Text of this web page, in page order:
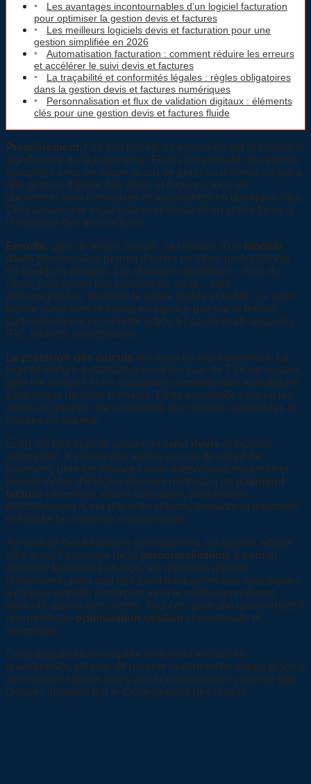
Les avantages incontournables d’un logiciel facturation
pour optimiser la gestion devis et factures
Les meilleurs logiciels devis et facturation pour une
gestion simplifiée en 2026
Automatisation facturation : comment réduire les erreurs
et accélérer le suivi devis et factures
La traçabilité et conformités légales : règles obligatoires
dans la gestion devis et factures numériques
Personnalisation et flux de validation digitaux : éléments
clés pour une gestion devis et factures fluide
Premièrement, l’un des bénéfices essentiels est la réduction
significative de la paperasse. Finies les piles de documents
éparpillés avec un risque accru de perte ou d’erreur. Grâce à
une gestion digitale des devis et factures, tous les
documents sont centralisés et accessibles en quelques clics.
Cela assure une organisation optimale et un accès facile à
l’historique des transactions.
Ensuite, gain de temps assuré : la création d’un modèle
devis personnalisé permet d’éditer un devis professionnel
en quelques minutes. Les données répétitives – nom du
client, description des prestations, tarifs – sont
préenregistrées, facilitant la saisie rapide et fiable. Ce gain
facilite aussi bien le travail en agence que sur le terrain,
particulièrement en mobilité grâce à l’accès multi-appareils
(PC, tablette, smartphone).
La précision des calculs est aussi un atout important. Le
logiciel intègre automatiquement les taux de TVA en vigueur,
gère les remises et les conditions commerciales spécifiques
sans risque de faute humaine. Cette exactitude rassure les
clients et garantit une conformité aux normes comptables et
fiscales en vigueur.
Enfin, un bon logiciel assure un suivi devis et factures
automatisé. Il envoie des alertes en cas de retard de
paiement, gère les relances sans intervention manuelle et
permet même d’intégrer diverses méthodes de paiement
facture (virements, cartes bancaires, portefeuilles
électroniques). Cela réduit les retards, améliore la trésorerie
et fluidifie les relations commerciales.
Au-delà de ces bénéfices opérationnels, un logiciel adapté
offre aussi l’avantage de la personnalisation . Il permet
d’ajouter facilement un logo, les mentions légales
obligatoires, ainsi que des conditions générales spécifiques
à chaque activité, renforçant ainsi le professionnalisme
véhiculé auprès des clients. Tout ceci participe grandement à
une meilleure optimisation gestion commerciale et
comptable.
Cette digitalisation simplifie nettement les tâches
quotidiennes, en plus de garantir la conformité légale grâce à
des normes strictes telles que la numérotation continue des
factures imposée par le Code général des impôts.